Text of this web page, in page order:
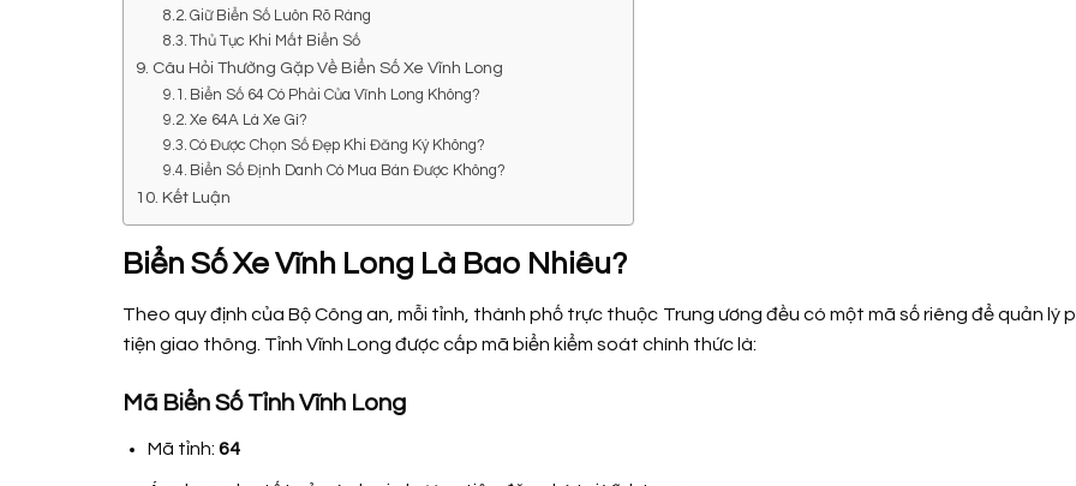
Giữ Biển Số Luôn Rõ Ràng
Thủ Tục Khi Mất Biển Số
Câu Hỏi Thường Gặp Về Biển Số Xe Vĩnh Long
Biển Số 64 Có Phải Của Vĩnh Long Không?
Xe 64A Là Xe Gì?
Có Được Chọn Số Đẹp Khi Đăng Ký Không?
Biển Số Định Danh Có Mua Bán Được Không?
Kết Luận
Biển Số Xe Vĩnh Long Là Bao Nhiêu?
Theo quy định của Bộ Công an, mỗi tỉnh, thành phố trực thuộc Trung ương đều có một mã số riêng để quản lý
tiện giao thông. Tỉnh Vĩnh Long được cấp mã biển kiểm soát chính thức là:
Mã Biển Số Tỉnh Vĩnh Long
Mã tỉnh: 64